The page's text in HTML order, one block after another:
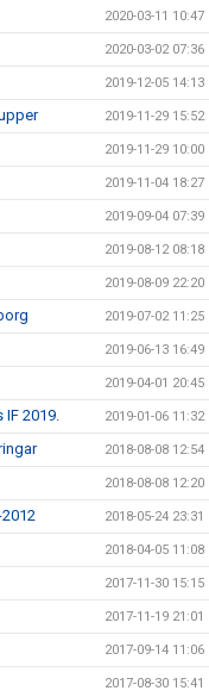
2020-03-11 10:47
2020-03-02 07:36
2019-12-05 14:13
2019-11-29 15:52
2019-11-29 10:00
2019-11-04 18:27
2019-09-04 07:39
2019-08-12 08:18
2019-08-09 22:20
2019-07-02 11:25
2019-06-13 16:49
2019-04-01 20:45
2019. 2019-01-06 11:32
2018-08-08 12:54
2018-08-08 12:20
2018-05-24 23:31
2018-04-05 11:08
2017-11-30 15:15
2017-11-19 21:01
2017-09-14 11:06
2017-08-30 15:41